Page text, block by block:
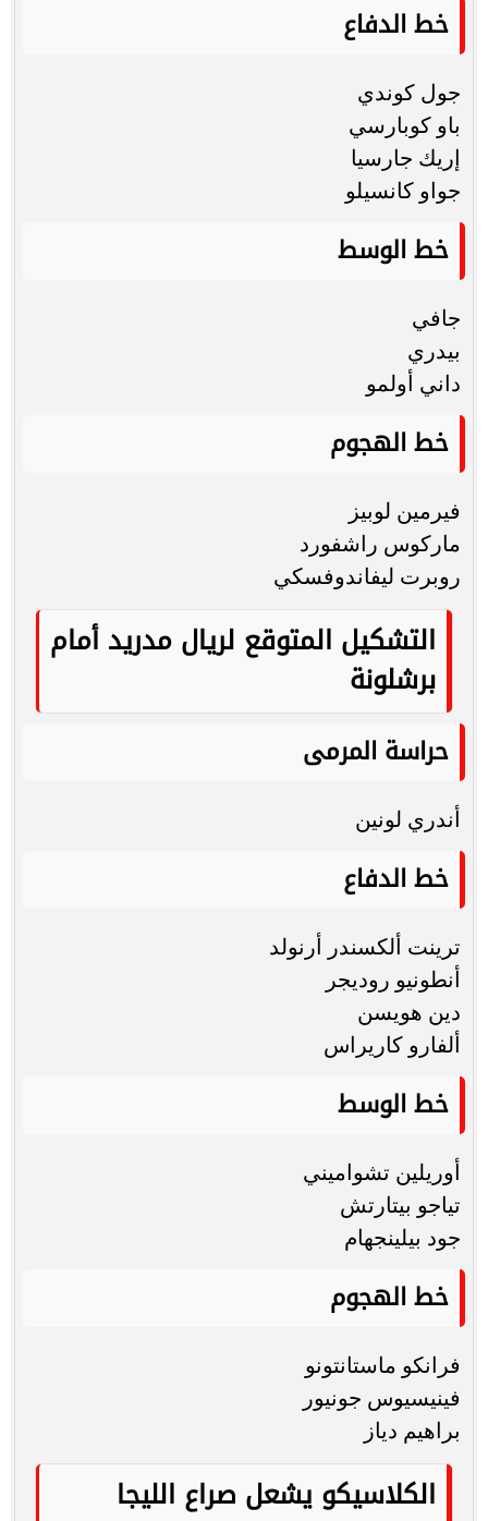
خط الدفاع
جول كوندي
باو كوبارسي
إريك جارسيا
جواو كانسيلو
خط الوسط
جافي
بيدري
داني أولمو
خط الهجوم
فيرمين لوبيز
ماركوس راشفورد
روبرت ليفاندوفسكي
التشكيل المتوقع لريال مدريد أمام
برشلونة
حراسة المرمى
أندري لونين
خط الدفاع
ترينت ألكسندر أرنولد
أنطونيو روديجر
دين هويسن
ألفارو كاريراس
خط الوسط
أوريلين تشواميني
تياجو بيتارتش
جود بيلينجهام
خط الهجوم
فرانكو ماستانتونو
فينيسيوس جونيور
براهيم دياز
الكلاسيكو يشعل صراع الليجا